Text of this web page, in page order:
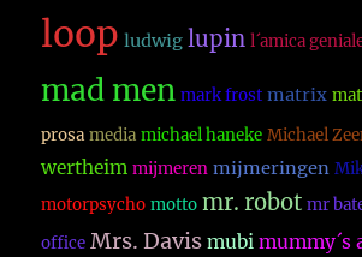
loop ludwig lupin l´amica
mad men mark frost matrix
prosa media michael haneke Michael
wertheim mijmeren mijmeringen
motorpsycho motto mr. robot mr
office Mrs. Davis mubi mummy´s